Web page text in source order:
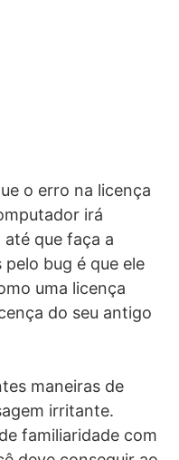
o erro na licença
irá
até que faça a
pelo bug é que ele
uma licença
do seu antigo
maneiras de
irritante.
familiaridade com